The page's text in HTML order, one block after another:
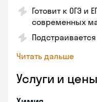
Готовит к ОГЭ и
современных
Читать дальше
Услуги и цены